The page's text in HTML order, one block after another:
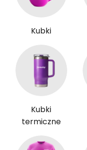
Kubki
Kubki
termiczne